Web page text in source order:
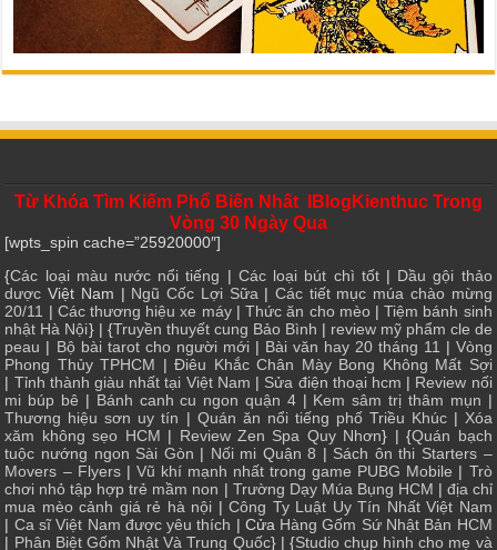
Từ Khóa Tìm Kiếm Phổ Biến Nhất IBlogKienthuc Trong
Vòng 30 Ngày Qua
[wpts_spin cache=”25920000″]
{Các loại màu nước nổi tiếng | Các loại bút chì tốt| Dầu gội thảo
dược Việt Nam | Ngũ Cốc Lợi Sữa | Các tiết mục múa chào mừng
20/11 | Các thương hiệu xe máy|Thức ăn cho mèo|Tiệm bánh sinh
nhật Hà Nội} | {Truyền thuyết cung Bảo Bình | review mỹ phẩm cle de
peau | Bộ bài tarot cho người mới| Bài văn hay 20 tháng 11 | Vòng
Phong Thủy TPHCM |Điêu Khắc Chân Mày Bong Không Mất Sợi
| Tỉnh thành giàu nhất tại Việt Nam | Sửa điện thoại hcm | Review nối
mi búp bê | Bánh canh cu ngon quận 4| Kem sâm trị thâm mụn |
Thương hiệu sơn uy tín | Quán ăn nổi tiếng phố Triều Khúc| Xóa
xăm không sẹo HCM | Review Zen Spa Quy Nhơn} | {Quán bạch
tuộc nướng ngon Sài Gòn | Nối mi Quận 8 | Sách ôn thi Starters –
Movers – Flyers| Vũ khí mạnh nhất trong game PUBG Mobile | Trò
chơi nhỏ tập hợp trẻ mầm non | Trường Dạy Múa Bụng HCM | địa chỉ
mua mèo cảnh giá rẻ hà nội |Công Ty Luật Uy Tín Nhất Việt Nam
| Ca sĩ Việt Nam được yêu thích | Cửa Hàng Gốm Sứ Nhật Bản HCM
| Phân Biệt Gốm Nhật Và Trung Quốc} | {Studio chụp hình cho mẹ và